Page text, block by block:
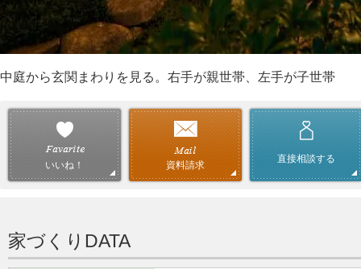
中庭から玄関まわりを見る。右手が親世帯、左手が子世帯
いいね！ 資料請求
直接相談する
家づくりDATA